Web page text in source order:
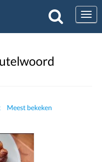
Meest bekeken